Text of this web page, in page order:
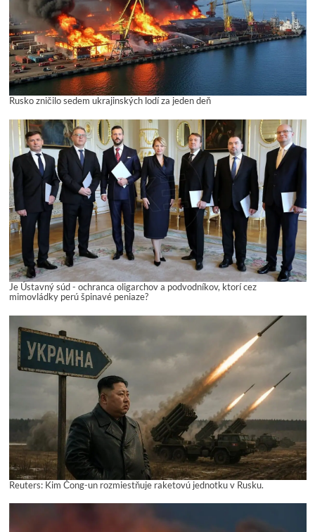
Rusko zničilo sedem ukrajinských lodí za jeden deň
Je Ústavný súd - ochranca oligarchov a podvodníkov, ktorí cez
mimovládky perú špinavé peniaze?
Reuters: Kim Čong-un rozmiestňuje raketovú jednotku v Rusku.